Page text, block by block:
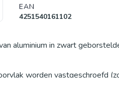
EAN
4251540161102
aluminium in zwart
worden vastgeschroefd